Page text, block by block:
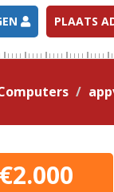
PLAATS
€2.000